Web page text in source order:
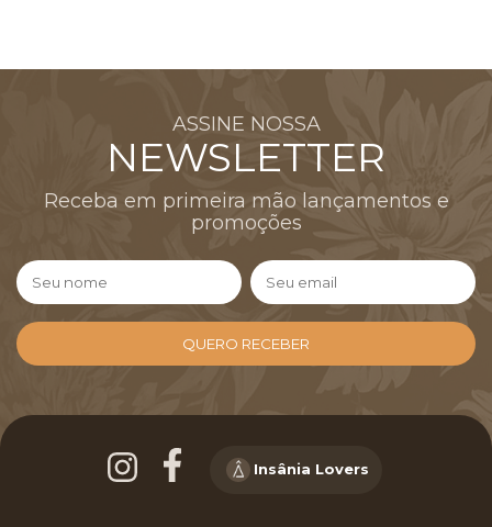
ASSINE NOSSA
NEWSLETTER
Receba em primeira mão lançamentos e
promoções
Insânia Lovers